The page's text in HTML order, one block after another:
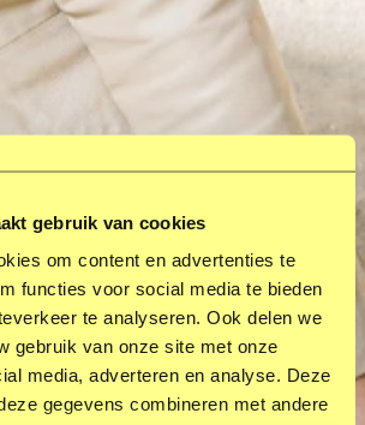
gebruik van cookies
om content en advertenties te
functies voor social media te bieden
te analyseren. Ook delen we
gebruik van onze site met onze
media, adverteren en analyse. Deze
gegevens combineren met andere